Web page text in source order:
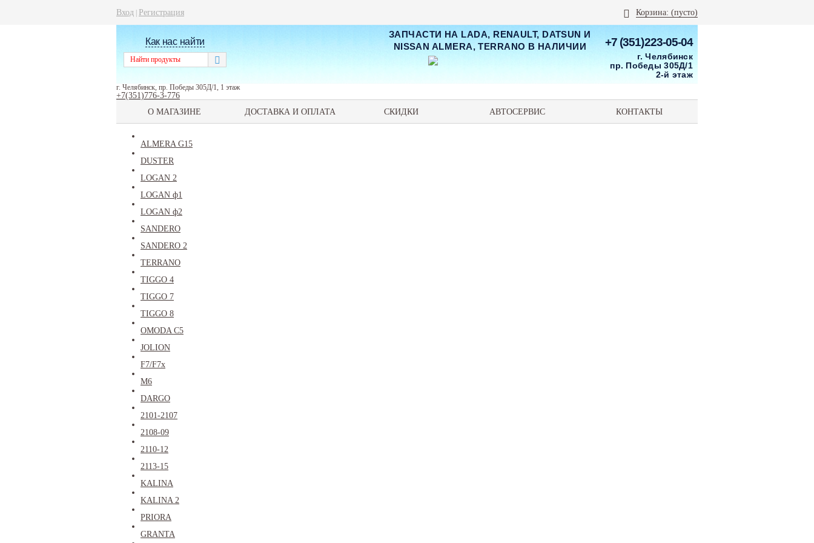
Вход Регистрация Корзина: (пусто)
ЗАПЧАСТИ НА LADA, RENAULT, DATSUN И
NISSAN ALMERA, TERRANO В НАЛИЧИИ
Как нас найти +7 (351)223-05-04
г. Челябинск
пр. Победы 305Д/1
2-й этаж
г. Челябинск, пр. Победы 305Д/1, 1 этаж
+7(351)776-3-776
О МАГАЗИНЕ
ДОСТАВКА И ОПЛАТА СКИДКИ АВТОСЕРВИС КОНТАКТЫ
ALMERA G15
DUSTER
LOGAN 2
LOGAN ф1
LOGAN ф2
SANDERO
SANDERO 2
TERRANO
TIGGO 4
TIGGO 7
TIGGO 8
OMODA C5
JOLION
F7/F7x
M6
DARGO
2101-2107
2108-09
2110-12
2113-15
KALINA
KALINA 2
PRIORA
GRANTA